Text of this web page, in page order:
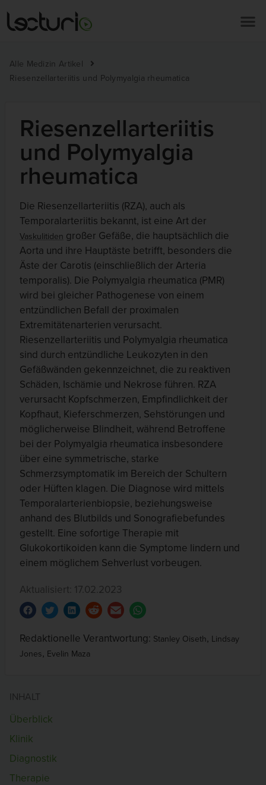
Alle Medizin Artikel
Riesenzellarteriitis und Polymyalgia rheumatica
Riesenzellarteriitis
und Polymyalgia
rheumatica
Die Riesenzellarteriitis (RZA), auch als
Temporalarteriitis bekannt, ist eine Art der
Vaskulitiden großer Gefäße, die hauptsächlich die
Aorta und ihre Hauptäste betrifft, besonders die
Äste der Carotis (einschließlich der Arteria
temporalis). Die Polymyalgia rheumatica (PMR)
wird bei gleicher Pathogenese von einem
entzündlichen Befall der proximalen
Extremitätenarterien verursacht.
Riesenzellarteriitis und Polymyalgia rheumatica
sind durch entzündliche Leukozyten in den
Gefäßwänden gekennzeichnet, die zu reaktiven
Schäden, Ischämie und Nekrose führen. RZA
verursacht Kopfschmerzen, Empfindlichkeit der
Kopfhaut, Kieferschmerzen, Sehstörungen und
möglicherweise Blindheit, während Betroffene
bei der Polymyalgia rheumatica insbesondere
über eine symmetrische, starke
Schmerzsymptomatik im Bereich der Schultern
oder Hüften klagen. Die Diagnose wird mittels
Temporalarterienbiopsie, beziehungsweise
anhand des Blutbilds und Sonografiebefundes
gestellt. Eine sofortige Therapie mit
Glukokortikoiden kann die Symptome lindern und
einem möglichem Sehverlust vorbeugen.
Aktualisiert: 17.02.2023
Redaktionelle Verantwortung: Stanley Oiseth, Lindsay
Jones, Evelin Maza
INHALT
Überblick
Klinik
Diagnostik
Therapie